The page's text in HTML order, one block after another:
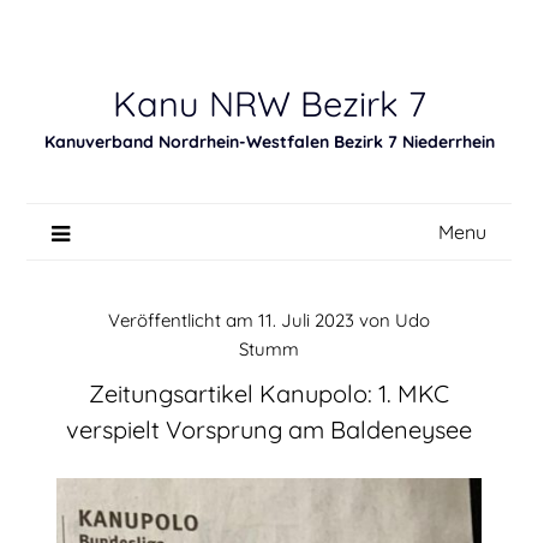
Kanu NRW Bezirk 7
Kanuverband Nordrhein-Westfalen Bezirk 7 Niederrhein
Menu
Zeitungsartikel Kanupolo: 1. MKC
verspielt Vorsprung am Baldeneysee
Veröffentlicht am 11. Juli 2023 von Udo
Stumm